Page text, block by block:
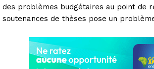
des problèmes budgétaires au point de
soutenances de thèses pose un